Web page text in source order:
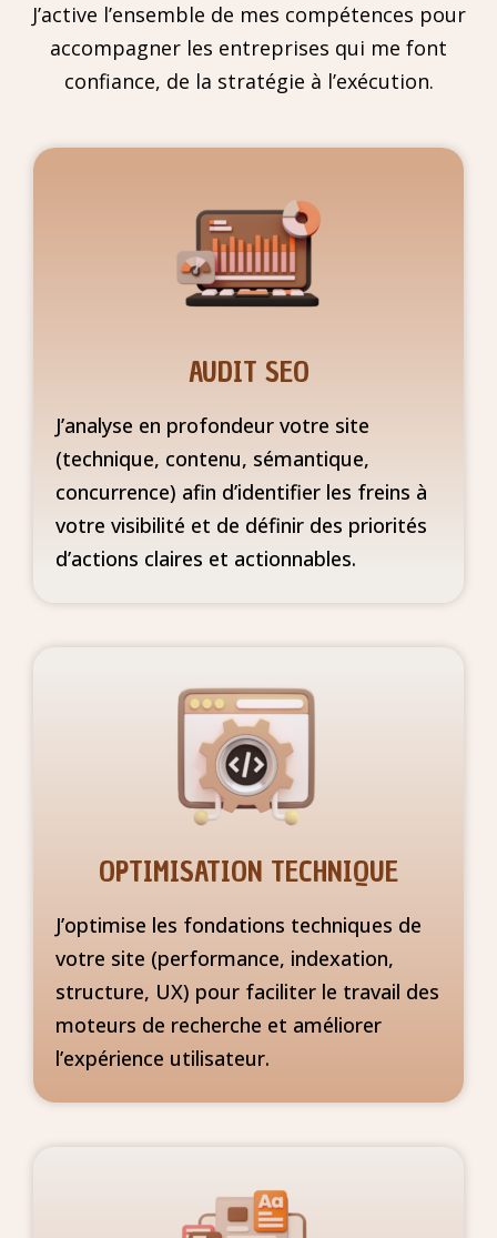
J’active l’ensemble de mes compétences pour
accompagner les entreprises qui me font
confiance, de la stratégie à l’exécution.
AUDIT SEO
J’analyse en profondeur votre site
(technique, contenu, sémantique,
concurrence) afin d’identifier les freins à
votre visibilité et de définir des priorités
d’actions claires et actionnables.
OPTIMISATION TECHNIQUE
J’optimise les fondations techniques de
votre site (performance, indexation,
structure, UX) pour faciliter le travail des
moteurs de recherche et améliorer
l’expérience utilisateur.